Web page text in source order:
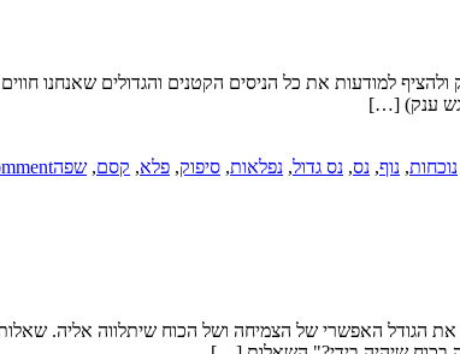
למודעות את כל הניסים הקטנים והגדולים שאנחנו חווים
ענק) […]
נוכחות, נוף, נס, נס גדול, נפלאות, סיפוק, פלא, קסם, שפה
את הגודל האפשרי של הצמיחה ושל הכוח שיתלווה אליה.